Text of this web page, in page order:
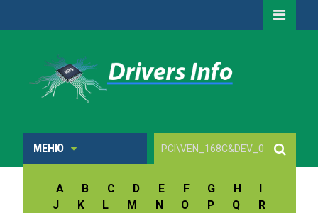
МЕНЮ
A B C D E F G H
I
J
K L M N O P Q
R